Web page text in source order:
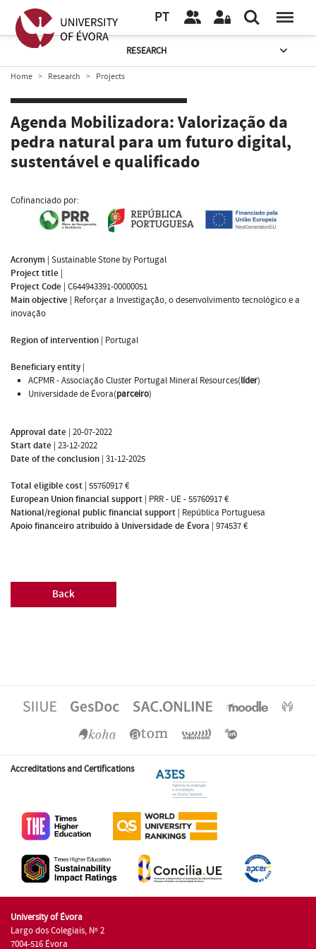
PT
RESEARCH
Home Research Projects
Agenda Mobilizadora: Valorização da
pedra natural para um futuro digital,
sustentável e qualificado
Cofinanciado por:
Acronym | Sustainable Stone by Portugal
Project title |
Project Code | C644943391-00000051
Main objective | Reforçar a Investigação, o desenvolvimento tecnológico e a
inovação
Region of intervention | Portugal
Beneficiary entity|
ACPMR - Associação Cluster Portugal Mineral Resources(líder)
Universidade de Évora(parceiro)
Approval date | 20-07-2022
Start date | 23-12-2022
Date of the conclusion | 31-12-2025
Total eligible cost | 55760917 €
European Union financial support | PRR - UE - 55760917 €
National/regional public financial support | República Portuguesa
Apoio financeiro atribuído à Universidade de Évora | 974537 €
Back
Accreditations and Certifications
University of Évora
Largo dos Colegiais, Nº 2
7004-516 Évora